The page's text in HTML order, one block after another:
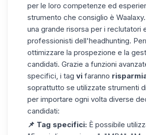
per le loro competenze ed
strumento che consiglio è
una grande risorsa per i reclutatori
professionisti dell'headhunting.
ottimizzare la prospezione e la
candidati. Grazie a funzioni
specifici, i tag vi faranno
soprattutto se utilizzate strumenti
per importare ogni volta diverse
candidati:
📌 Tag specifici: È possibile